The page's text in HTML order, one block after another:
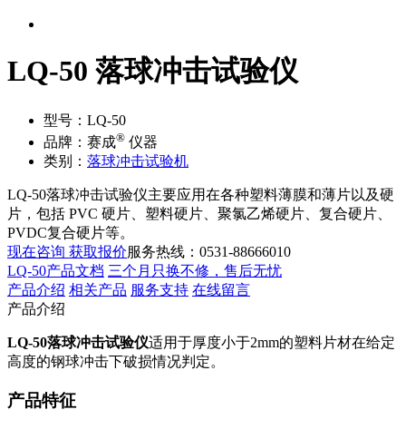
LQ-50 落球冲击试验仪
型号： LQ-50
品牌： 赛成® 仪器
类别： 落球冲击试验机
LQ-50落球冲击试验仪主要应用在各种塑料薄膜和薄片以及硬
片，包括 PVC 硬片、塑料硬片、聚氯乙烯硬片、复合硬片、
PVDC复合硬片等。
现在咨询 获取报价服务热线：0531-88666010
LQ-50产品文档 三个月只换不修，售后无忧
产品介绍 相关产品 服务支持 在线留言
产品介绍
LQ-50落球冲击试验仪适用于厚度小于2mm的塑料片材在给定
高度的钢球冲击下破损情况判定。
产品特征